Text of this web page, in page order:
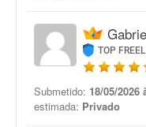
TOP
Submetido: 18/05/2026
estimada: Privado